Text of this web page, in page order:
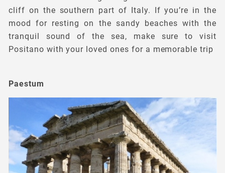
cliff on the southern part of Italy. If you’re in the
mood for resting on the sandy beaches with the
tranquil sound of the sea, make sure to visit
Positano with your loved ones for a memorable trip
Paestum